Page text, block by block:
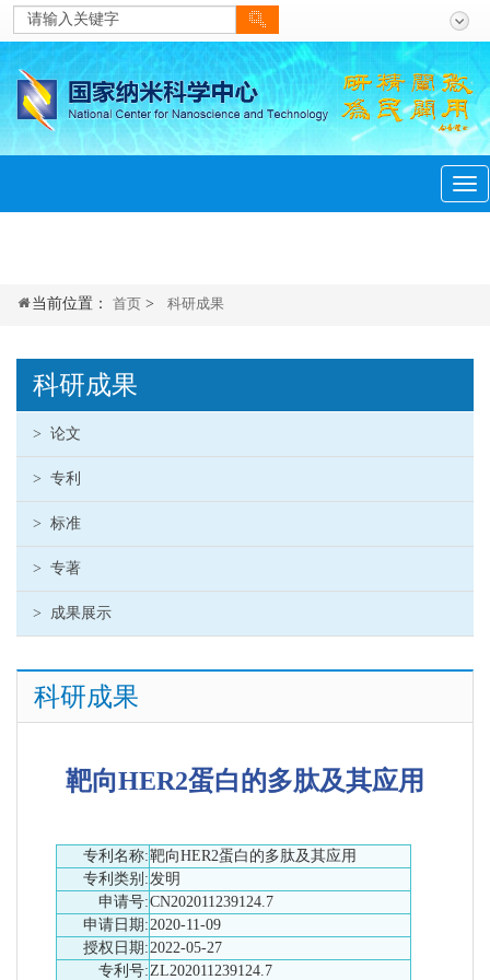
当前位置： 首页 > 科研成果
科研成果
> 论文
> 专利
> 标准
> 专著
> 成果展示
科研成果
靶向HER2蛋白的多肽及其应用
专利名称:靶向HER2蛋白的多肽及其应用
专利类别:发明
申请号:CN202011239124.7
申请日期:2020-11-09
授权日期:2022-05-27
专利号:ZL202011239124.7